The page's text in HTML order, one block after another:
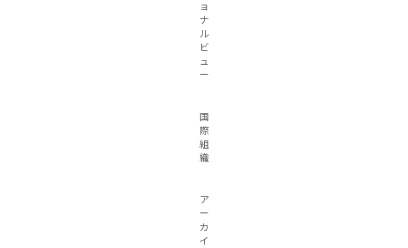
ョ
ナ
ル
ビ
ュ
ー
国
際
組
織
ア
ー
カ
イ